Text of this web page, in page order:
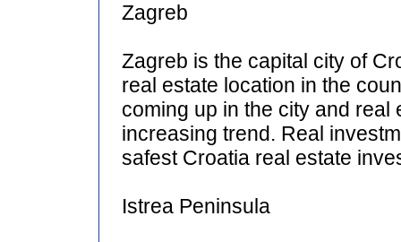
Zagreb
Zagreb is the capital city of
real estate location in the
coming up in the city and
increasing trend. Real
safest Croatia real estate
Istrea Peninsula